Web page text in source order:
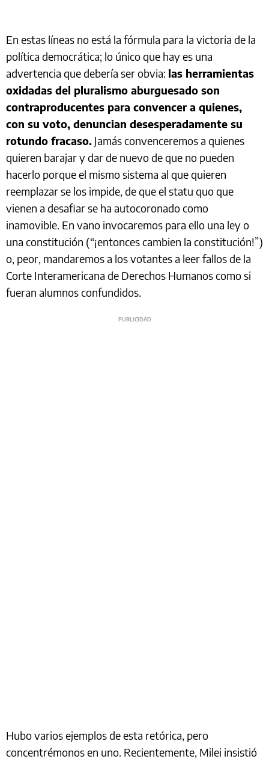
En estas líneas no está la fórmula para la victoria de la
política democrática; lo único que hay es una
advertencia que debería ser obvia: las herramientas
oxidadas del pluralismo aburguesado son
contraproducentes para convencer a quienes,
con su voto, denuncian desesperadamente su
rotundo fracaso. Jamás convenceremos a quienes
quieren barajar y dar de nuevo de que no pueden
hacerlo porque el mismo sistema al que quieren
reemplazar se los impide, de que el statu quo que
vienen a desafiar se ha autocoronado como
inamovible. En vano invocaremos para ello una ley o
una constitución (“¡entonces cambien la constitución!”)
o, peor, mandaremos a los votantes a leer fallos de la
Corte Interamericana de Derechos Humanos como si
fueran alumnos confundidos.
Hubo varios ejemplos de esta retórica, pero
concentrémonos en uno. Recientemente, Milei insistió